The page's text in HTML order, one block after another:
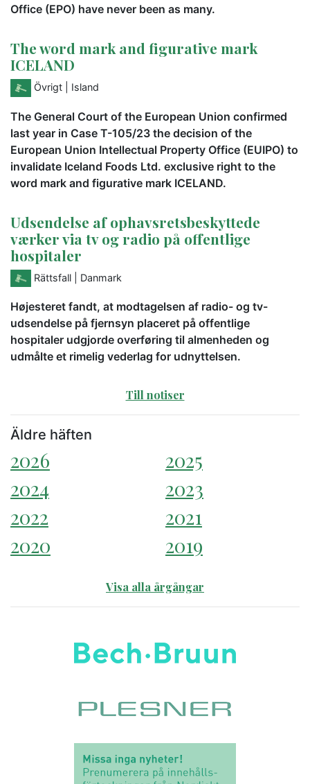
Office (EPO) have never been as many.
The word mark and figurative mark
ICELAND
Övrigt | Island
The General Court of the European Union confirmed
last year in Case T-105/23 the decision of the
European Union Intellectual Property Office (EUIPO) to
invalidate Iceland Foods Ltd. exclusive right to the
word mark and figurative mark ICELAND.
Udsendelse af ophavsretsbeskyttede
værker via tv og radio på offentlige
hospitaler
Rättsfall | Danmark
Højesteret fandt, at modtagelsen af radio- og tv-
udsendelse på fjernsyn placeret på offentlige
hospitaler udgjorde overføring til almenheden og
udmålte et rimelig vederlag for udnyttelsen.
Till notiser
Äldre häften
2026
2025
2024
2023
2022
2021
2020
2019
Visa alla årgångar